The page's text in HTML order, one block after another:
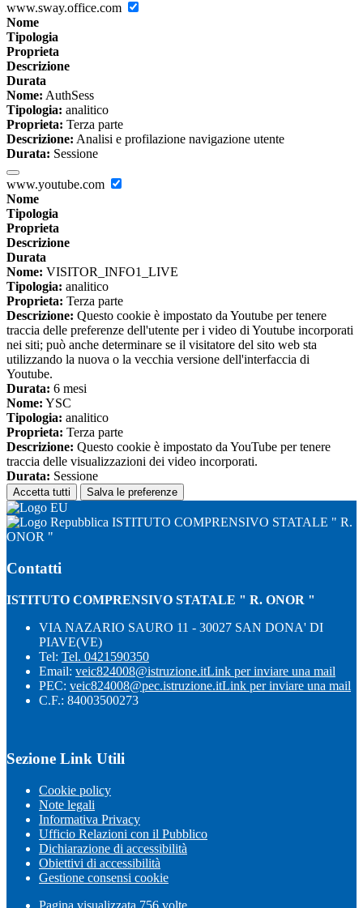
www.sway.office.com
Nome
Tipologia
Proprieta
Descrizione
Durata
Nome: AuthSess
Tipologia: analitico
Proprieta: Terza parte
Descrizione: Analisi e profilazione navigazione utente
Durata: Sessione
www.youtube.com
Nome
Tipologia
Proprieta
Descrizione
Durata
Nome: VISITOR_INFO1_LIVE
Tipologia: analitico
Proprieta: Terza parte
Descrizione: Questo cookie è impostato da Youtube per tenere
traccia delle preferenze dell'utente per i video di Youtube incorporati
nei siti; può anche determinare se il visitatore del sito web sta
utilizzando la nuova o la vecchia versione dell'interfaccia di
Youtube.
Durata: 6 mesi
Nome: YSC
Tipologia: analitico
Proprieta: Terza parte
Descrizione: Questo cookie è impostato da YouTube per tenere
traccia delle visualizzazioni dei video incorporati.
Durata: Sessione
Accetta tutti Salva le preferenze
ISTITUTO COMPRENSIVO STATALE " R.
ONOR "
Contatti
ISTITUTO COMPRENSIVO STATALE " R. ONOR "
VIA NAZARIO SAURO 11 - 30027 SAN DONA' DI
PIAVE(VE)
Tel: Tel. 0421590350
Email: veic824008@istruzione.itLink per inviare una mail
PEC: veic824008@pec.istruzione.itLink per inviare una mail
C.F.: 84003500273
Sezione Link Utili
Cookie policy
Note legali
Informativa Privacy
Ufficio Relazioni con il Pubblico
Dichiarazione di accessibilità
Obiettivi di accessibilità
Gestione consensi cookie
Pagina visualizzata 756 volte